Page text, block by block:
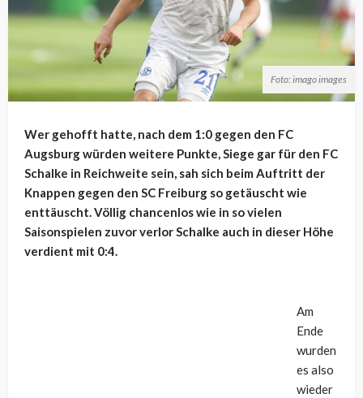
Foto: imago images
Wer gehofft hatte, nach dem 1:0 gegen den FC
Augsburg würden weitere Punkte, Siege gar für den FC
Schalke in Reichweite sein, sah sich beim Auftritt der
Knappen gegen den SC Freiburg so getäuscht wie
enttäuscht. Völlig chancenlos wie in so vielen
Saisonspielen zuvor verlor Schalke auch in dieser Höhe
verdient mit 0:4.
Am
Ende
wurden
es also
wieder